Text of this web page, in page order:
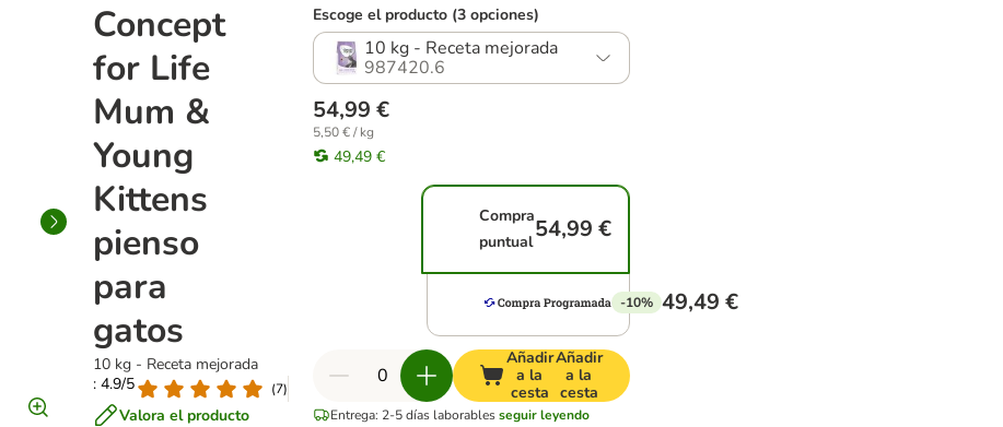
Concept
for Life
Mum &
Young
Kittens
pienso
para
gatos
10 kg - Receta mejorada
: 4.9/5
(7)
Valora el producto
Escoge el producto (3 opciones)
10 kg - Receta mejorada
987420.6
54,99 €
5,50 € / kg
49,49 €
Compra
puntual54,99 €
-10% 49,49 €
Añadir
a la
cesta
Añadir
a la
cesta
Entrega: 2-5 días laborables seguir leyendo